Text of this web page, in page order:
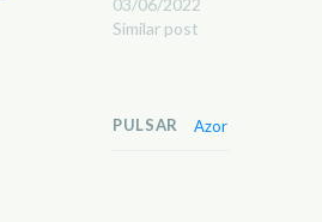
03/06/2022
Similar post
PULSAR Azor